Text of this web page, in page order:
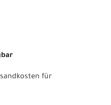
für